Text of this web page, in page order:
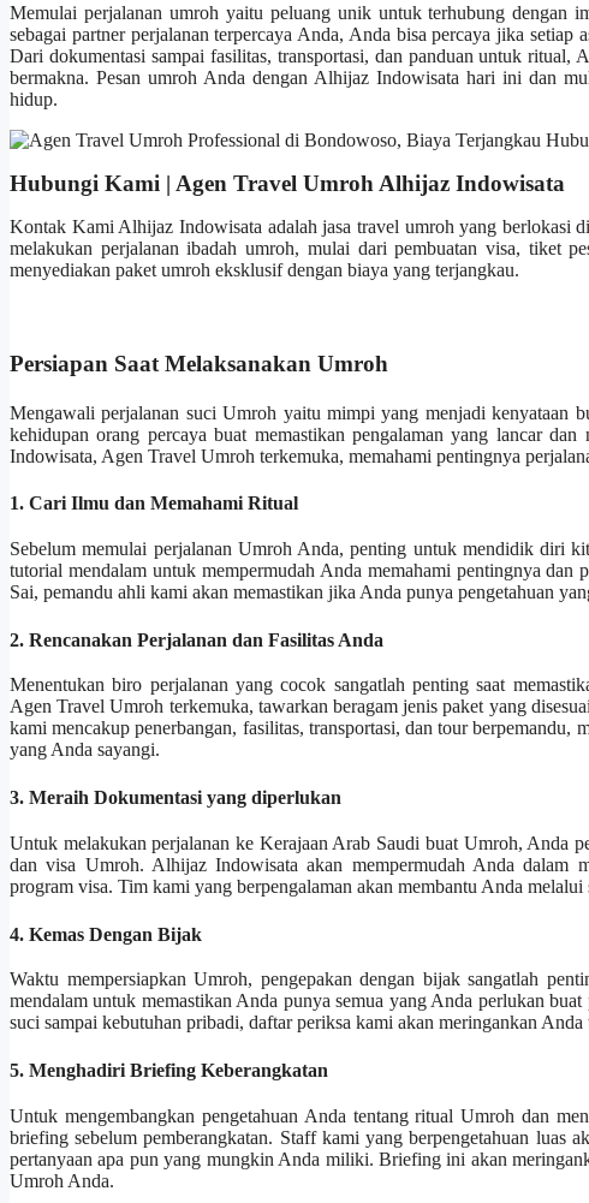
Memulai perjalanan umroh yaitu peluang unik untuk terhubung dengan
sebagai partner perjalanan terpercaya Anda, Anda bisa percaya jika
Dari dokumentasi sampai fasilitas, transportasi, dan panduan untuk
bermakna. Pesan umroh Anda dengan Alhijaz Indowisata hari ini dan
hidup.
Hubungi Kami | Agen Travel Umroh Alhijaz Indowisata
Kontak Kami Alhijaz Indowisata adalah jasa travel umroh yang berlokasi
melakukan perjalanan ibadah umroh, mulai dari pembuatan visa, tiket
menyediakan paket umroh eksklusif dengan biaya yang terjangkau.
Persiapan Saat Melaksanakan Umroh
Mengawali perjalanan suci Umroh yaitu mimpi yang menjadi kenyataan
kehidupan orang percaya buat memastikan pengalaman yang lancar
Indowisata, Agen Travel Umroh terkemuka, memahami pentingnya
1. Cari Ilmu dan Memahami Ritual
Sebelum memulai perjalanan Umroh Anda, penting untuk mendidik diri
tutorial mendalam untuk mempermudah Anda memahami pentingnya
Sai, pemandu ahli kami akan memastikan jika Anda punya pengetahuan
2. Rencanakan Perjalanan dan Fasilitas Anda
Menentukan biro perjalanan yang cocok sangatlah penting saat
Agen Travel Umroh terkemuka, tawarkan beragam jenis paket yang
kami mencakup penerbangan, fasilitas, transportasi, dan tour berpemandu,
yang Anda sayangi.
3. Meraih Dokumentasi yang diperlukan
Untuk melakukan perjalanan ke Kerajaan Arab Saudi buat Umroh, Anda
dan visa Umroh. Alhijaz Indowisata akan mempermudah Anda dalam
program visa. Tim kami yang berpengalaman akan membantu Anda
4. Kemas Dengan Bijak
Waktu mempersiapkan Umroh, pengepakan dengan bijak sangatlah
mendalam untuk memastikan Anda punya semua yang Anda perlukan
suci sampai kebutuhan pribadi, daftar periksa kami akan meringankan
5. Menghadiri Briefing Keberangkatan
Untuk mengembangkan pengetahuan Anda tentang ritual Umroh dan
briefing sebelum pemberangkatan. Staff kami yang berpengetahuan luas
pertanyaan apa pun yang mungkin Anda miliki. Briefing ini akan
Umroh Anda.